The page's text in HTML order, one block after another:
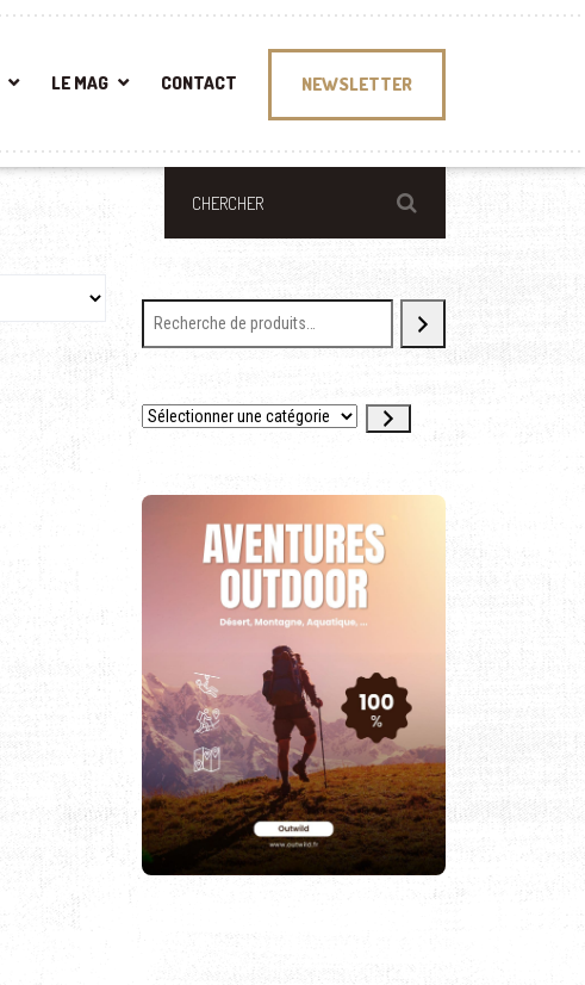
LE MAG CONTACT NEWSLETTER
Sélectionner une catégorie